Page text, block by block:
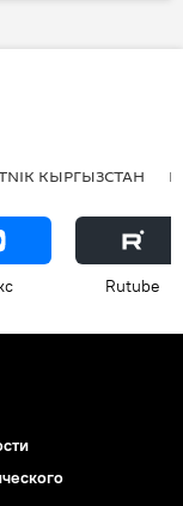
КЫРГЫЗСТАН
Rutube